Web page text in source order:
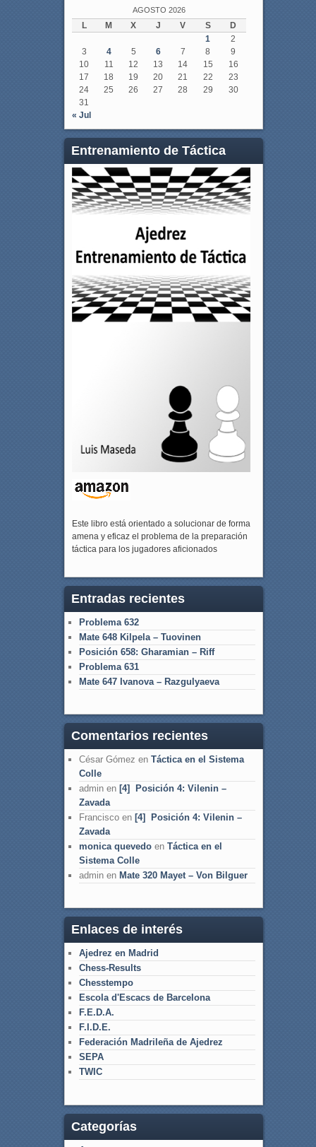
AGOSTO 2026
L M X J V S
D
1
2
3
4 5 6 7 8
9
10
11 12 13 14 15
16
17
18 19 20 21 22
23
24
25 26 27 28 29
30
31
« Jul
Entrenamiento de Táctica
Este libro está orientado a solucionar de forma
amena y eficaz el problema de la preparación
táctica para los jugadores aficionados
Entradas recientes
Problema 632
Mate 648 Kilpela – Tuovinen
Posición 658: Gharamian – Riff
Problema 631
Mate 647 Ivanova – Razgulyaeva
Comentarios recientes
César Gómez en Táctica en el Sistema
Colle
adminen [4] Posición 4: Vilenin –
Zavada
Franciscoen [4] Posición 4: Vilenin –
Zavada
monica quevedoen Táctica en el
Sistema Colle
adminen Mate 320 Mayet – Von Bilguer
Enlaces de interés
Ajedrez en Madrid
Chess-Results
Chesstempo
Escola d'Escacs de Barcelona
F.E.D.A.
F.I.D.E.
Federación Madrileña de Ajedrez
SEPA
TWIC
Categorías